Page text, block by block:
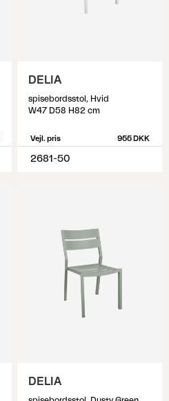
DELIA
spisebordsstol, Hvid
W47 D58 H82 cm
Vejl. pris 955 DKK
2681-50
DELIA